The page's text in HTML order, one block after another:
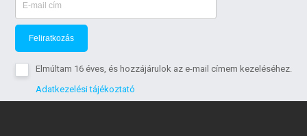
Feliratkozás
Elmúltam 16 éves, és hozzájárulok az e-mail címem kezeléséhez.
Adatkezelési tájékoztató